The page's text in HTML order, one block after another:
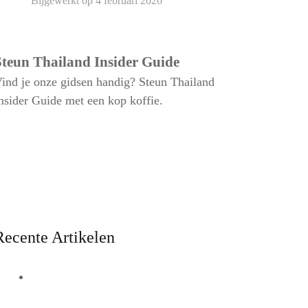
Thailand Insider Guide
je onze gidsen handig? Steun Thailand
Guide met een kop koffie.
Artikelen